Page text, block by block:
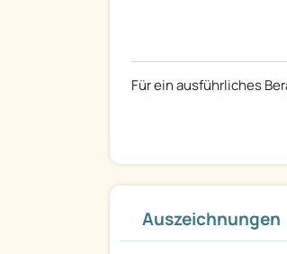
Für ein ausführliches
Auszeichnungen